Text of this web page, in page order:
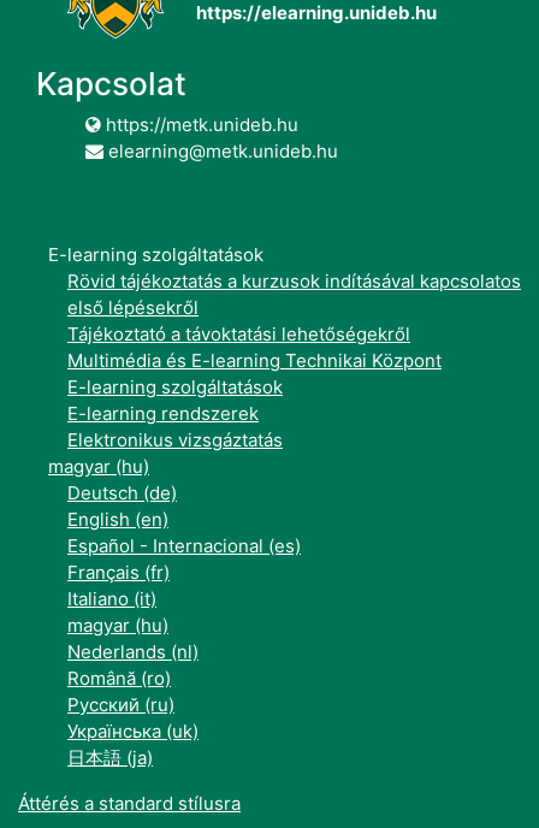
https://elearning.unideb.hu
Kapcsolat
https://metk.unideb.hu
elearning@metk.unideb.hu
E-learning szolgáltatások
Rövid tájékoztatás a kurzusok indításával kapcsolatos
első lépésekről
Tájékoztató a távoktatási lehetőségekről
Multimédia és E-learning Technikai Központ
E-learning szolgáltatások
E-learning rendszerek
Elektronikus vizsgáztatás
magyar ‎(hu)‎
Deutsch ‎(de)‎
English ‎(en)‎
Español - Internacional ‎(es)‎
Français ‎(fr)‎
Italiano ‎(it)‎
magyar ‎(hu)‎
Nederlands ‎(nl)‎
Română ‎(ro)‎
Русский ‎(ru)‎
Українська ‎(uk)‎
日本語 ‎(ja)‎
Áttérés a standard stílusra